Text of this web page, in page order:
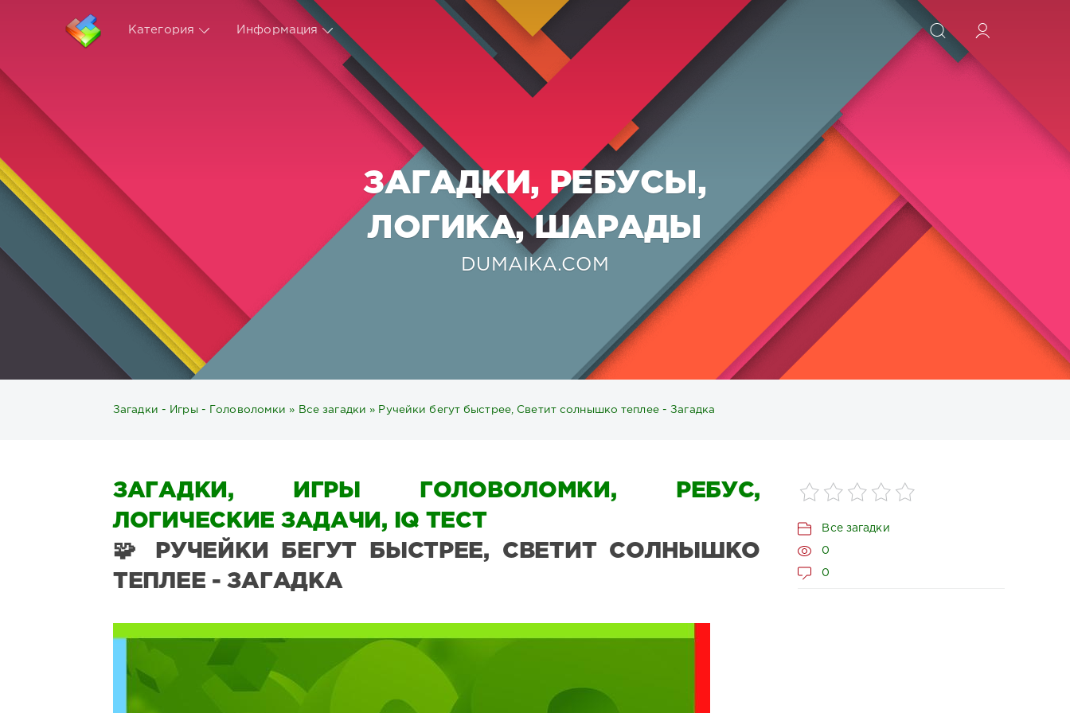
ИСКАТЬ
Категория Информация
ЗАГАДКИ, РЕБУСЫ,
ЛОГИКА, ШАРАДЫ
DUMAIKA.COM
Загадки - Игры - Головоломки » Все загадки » Ручейки бегут быстрее, Светит солнышко теплее - Загадка
ЗАГАДКИ, ИГРЫ ГОЛОВОЛОМКИ, РЕБУС,
ЛОГИЧЕСКИЕ ЗАДАЧИ, IQ ТЕСТ
🧩 РУЧЕЙКИ БЕГУТ БЫСТРЕЕ, СВЕТИТ СОЛНЫШКО
ТЕПЛЕЕ - ЗАГАДКА
Все загадки
0
0